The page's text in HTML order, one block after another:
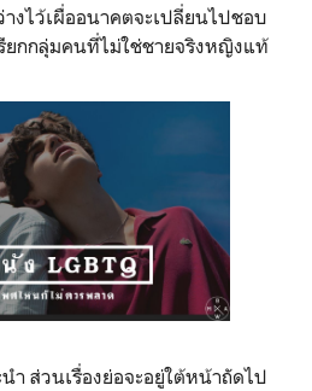
างไว้เผื่ออนาคตจะเปลี่ยนไปชอบ
ยกกลุ่มคนที่ไม่ใช่ชายจริงหญิงแท้
ส่วนเรื่องย่อจะอยู่ใต้หน้าถัดไป